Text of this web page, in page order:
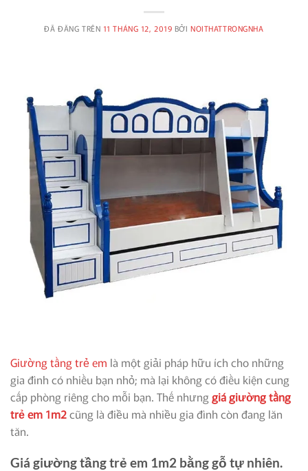
ĐÃ ĐĂNG TRÊN 11 THÁNG 12, 2019 BỞINOITHATTRONGNHA
Giường tầng trẻ em là một giải pháp hữu ích cho những
gia đình có nhiều bạn nhỏ; mà lại không có điều kiện cung
cấp phòng riêng cho mỗi bạn. Thế nhưnggiá giường tầng
trẻ em 1m2cũng là điều mà nhiều gia đình còn đang lăn
tăn.
Giá giường tầng trẻ em 1m2 bằng gỗ tự nhiên.